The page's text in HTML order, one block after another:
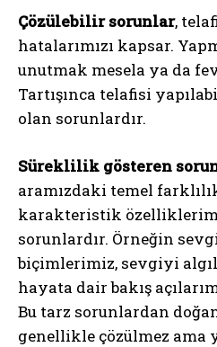
Çözülebilir sorunlar,
hatalarımızı kapsar.
unutmak mesela ya da
Tartışınca telafisi
olan sorunlardır.
Süreklilik gösteren
aramızdaki temel
karakteristik
sorunlardır. Örneğin
biçimlerimiz, sevgiyi
hayata dair bakış
Bu tarz sorunlardan
genellikle çözülmez ama